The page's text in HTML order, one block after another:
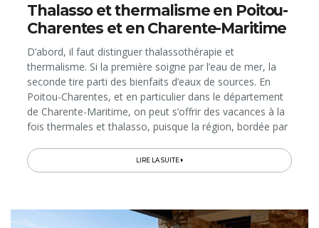
Thalasso et thermalisme en Poitou-
Charentes et en Charente-Maritime
D’abord, il faut distinguer thalassothérapie et
thermalisme. Si la première soigne par l’eau de mer, la
seconde tire parti des bienfaits d’eaux de sources. En
Poitou-Charentes, et en particulier dans le département
de Charente-Maritime, on peut s’offrir des vacances à la
fois thermales et thalasso, puisque la région, bordée par
hautement réputés et ce, au cœur de paysages
grandioses…
LIRE LA SUITE